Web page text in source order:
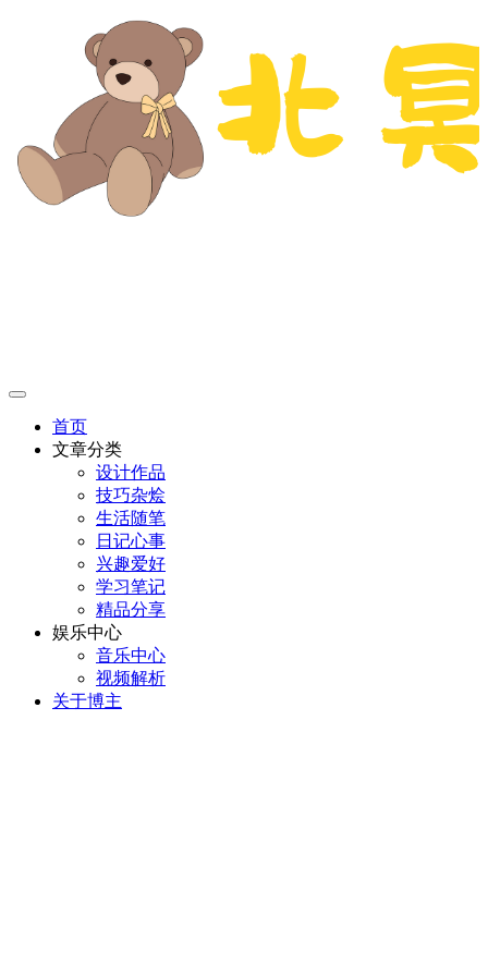
首页
文章分类
设计作品
技巧杂烩
生活随笔
日记心事
兴趣爱好
学习笔记
精品分享
娱乐中心
音乐中心
视频解析
关于博主